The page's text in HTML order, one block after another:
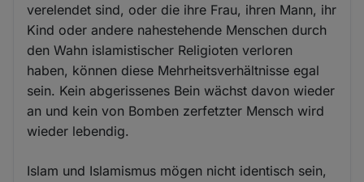
verelendet sind, oder die ihre Frau, ihren Mann, ihr
Kind oder andere nahestehende Menschen durch
den Wahn islamistischer Religioten verloren
haben, können diese Mehrheitsverhältnisse egal
sein. Kein abgerissenes Bein wächst davon wieder
an und kein von Bomben zerfetzter Mensch wird
wieder lebendig.
Islam und Islamismus mögen nicht identisch sein,